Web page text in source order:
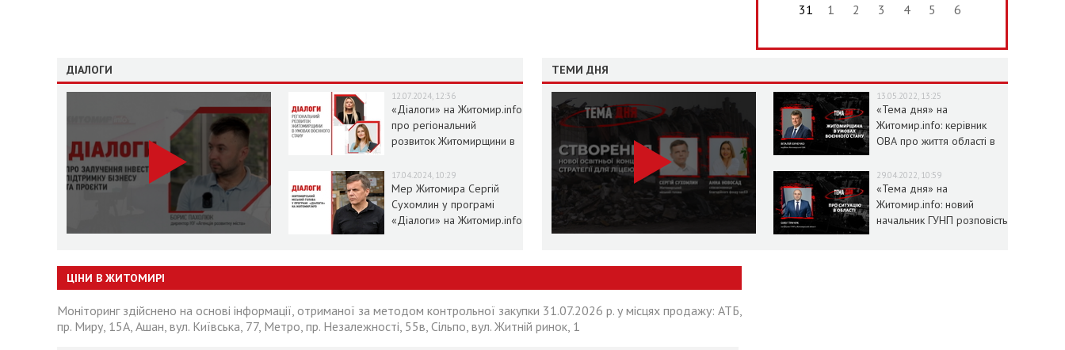
31
1 2 3 4 5 6
ДІАЛОГИ
12.07.2024, 12:36
«Діалоги» на Житомир.info
про регіональний
розвиток Житомирщини в
17.04.2024, 10:29
Мер Житомира Сергій
Сухомлин у програмі
«Діалоги» на Житомир.info
ТЕМИ ДНЯ
13.05.2022, 13:25
«Тема дня» на
Житомир.info: керівник
ОВА про життя області в
29.04.2022, 10:59
«Тема дня» на
Житомир.info: новий
начальник ГУНП розповість
ЦІНИ В ЖИТОМИРІ
Моніторинг здійснено на основі інформації, отриманої за методом контрольної закупки 31.07.2026 р. у місцях продажу: АТБ,
пр. Миру, 15А, Ашан, вул. Київська, 77, Метро, пр. Незалежності, 55в, Сільпо, вул. Житній ринок, 1